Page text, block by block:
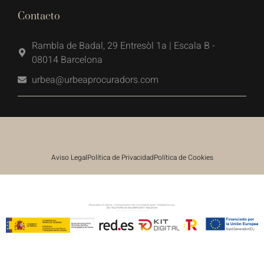
Contacto
Rambla de Badal, 29 Entresòl 1a | Escala B -
08014 Barcelona
urbea@urbeaprocuradors.com
Aviso LegalPolítica de PrivacidadPolítica de Cookies